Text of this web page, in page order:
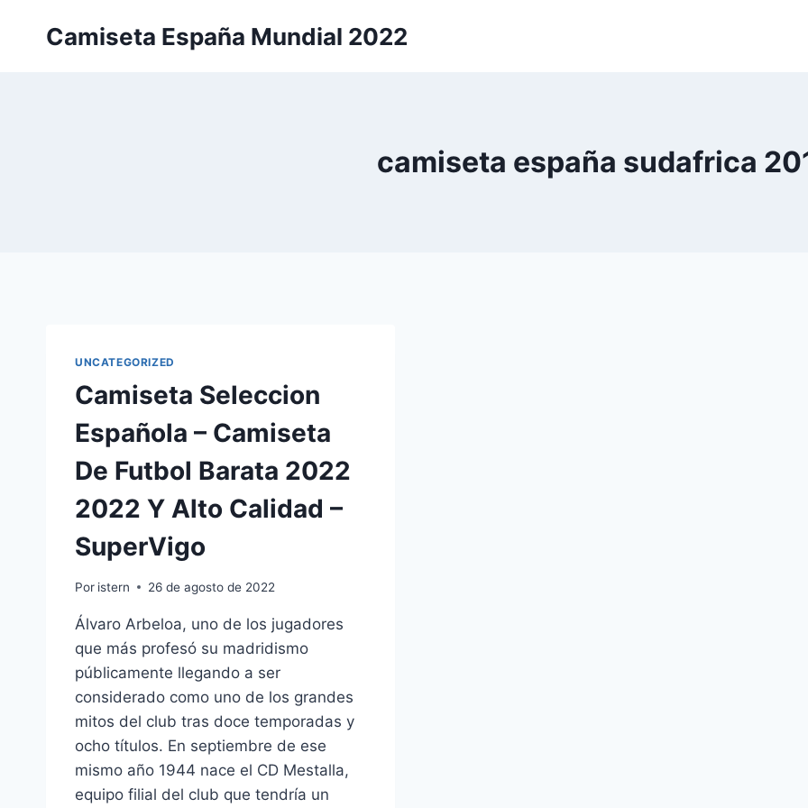
Camiseta España Mundial 2022
camiseta españa sudafrica
UNCATEGORIZED
Camiseta Seleccion
Española – Camiseta
De Futbol Barata 2022
2022 Y Alto Calidad –
SuperVigo
Por istern 26 de agosto de 2022
Álvaro Arbeloa, uno de los jugadores
que más profesó su madridismo
públicamente llegando a ser
considerado como uno de los grandes
mitos del club tras doce temporadas y
ocho títulos. En septiembre de ese
mismo año 1944 nace el CD Mestalla,
equipo filial del club que tendría un